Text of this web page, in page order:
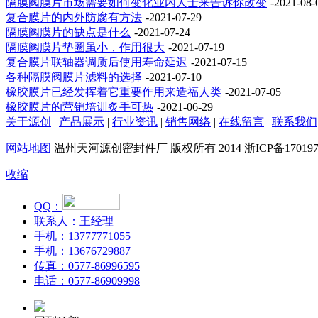
隔膜阀膜片市场需要如何变化业内人士来告诉你改变 -2021-08-
复合膜片的内外防腐有方法 -2021-07-29
隔膜阀膜片的缺点是什么 -2021-07-24
隔膜阀膜片垫圈虽小，作用很大 -2021-07-19
复合膜片联轴器调质后使用寿命延迟 -2021-07-15
各种隔膜阀膜片滤料的选择 -2021-07-10
橡胶膜片已经发挥着它重要作用来造福人类 -2021-07-05
橡胶膜片的营销培训炙手可热 -2021-06-29
关于源创 | 产品展示 | 行业资讯 | 销售网络 | 在线留言 | 联系我们
网站地图 温州天河源创密封件厂 版权所有 2014 浙ICP备
收缩
QQ：
联系人：王经理
手机：13777771055
手机：13676729887
传真：0577-86996595
电话：0577-86909998